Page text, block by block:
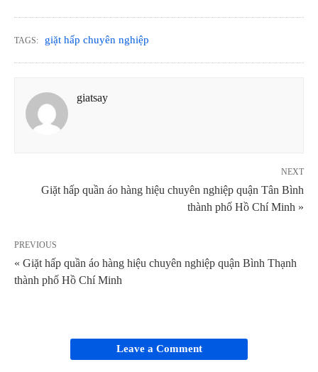
TAGS: giặt hấp chuyên nghiệp
giatsay
NEXT
Giặt hấp quần áo hàng hiệu chuyên nghiệp quận Tân Bình
thành phố Hồ Chí Minh »
PREVIOUS
« Giặt hấp quần áo hàng hiệu chuyên nghiệp quận Bình Thạnh
thành phố Hồ Chí Minh
Leave a Comment